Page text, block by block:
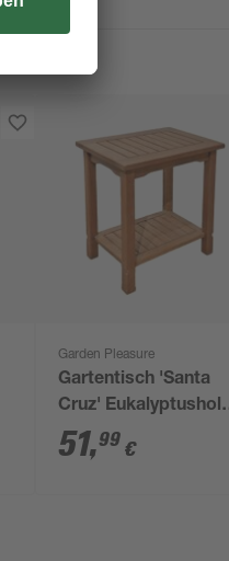
Garden Pleasure
Gartentisch 'Santa
Cruz'
50 x 35 x 50 cm
51,99 €